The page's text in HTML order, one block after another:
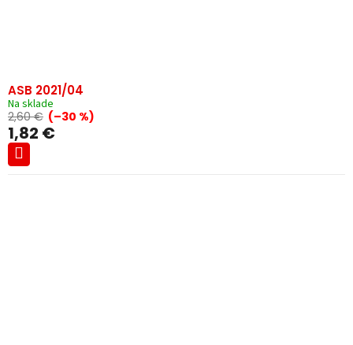
ASB 2021/04
Na sklade
2,60 € (–30 %)
1,82 €